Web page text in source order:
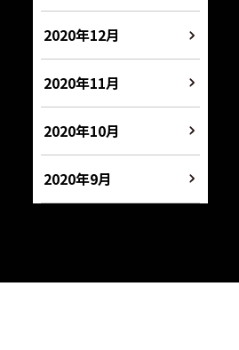
2020年12月
2020年11月
2020年10月
2020年9月